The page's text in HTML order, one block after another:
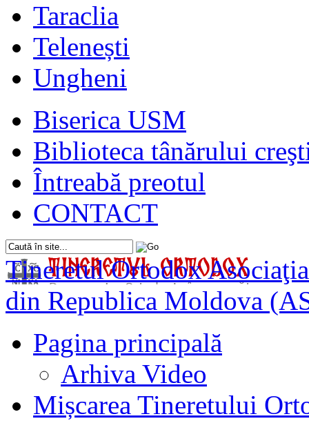
Taraclia
Telenești
Ungheni
Biserica USM
Biblioteca tânărului
Întreabă preotul
CONTACT
Tineretul Ortodox
din Republica Moldova
Pagina principală
Arhiva Video
Mișcarea Tineretului